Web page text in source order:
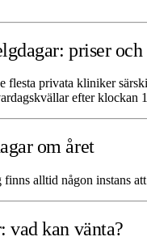
priser
flesta privata kliniker
efter klockan
om året
alltid någon instans
vad kan vänta?